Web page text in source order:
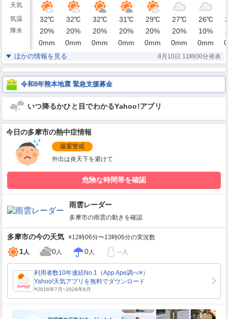
天気
気温
32℃ 32℃ 32℃ 31℃ 29℃ 27℃ 26℃
降水 20% 20% 20% 20% 20% 20% 10%
0mm 0mm 0mm 0mm 0mm 0mm 0mm 0
湿度 57 % % 67 % 71%
風
東北東
2m/s
東
3m/s
東
3m/s
東南東
3m/s
東南東
4m/s
東南東
4m/s
東
3m/s
ほかの情報を見る 8月10日 11時00分発表
令和8年熊本地震 緊急支援募金
いつ降るかひと目でわかるYahoo!アプリ
今日の多摩市の熱中症情報
厳重警戒
外出は炎天下を避けて
危険な時間帯を確認
雨雲レーダー
多摩市の雨雲の動きを確認
多摩市の今の天気 ※12時06分〜13時06分の実況数
1人 0人 0人 -- 人